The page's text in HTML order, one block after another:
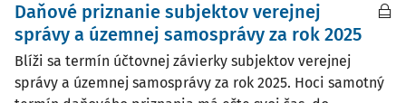
Daňové priznanie subjektov verejnej
správy a územnej samosprávy za rok 2025
Blíži sa termín účtovnej závierky subjektov verejnej
správy a územnej samosprávy za rok 2025. Hoci samotný